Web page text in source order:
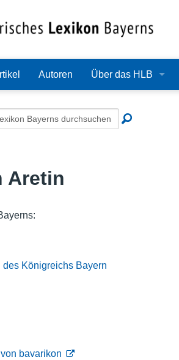
Autoren Über das HLB
Redaktion
Häufige Fragen
Aretin
des Königreichs Bayern
bavarikon